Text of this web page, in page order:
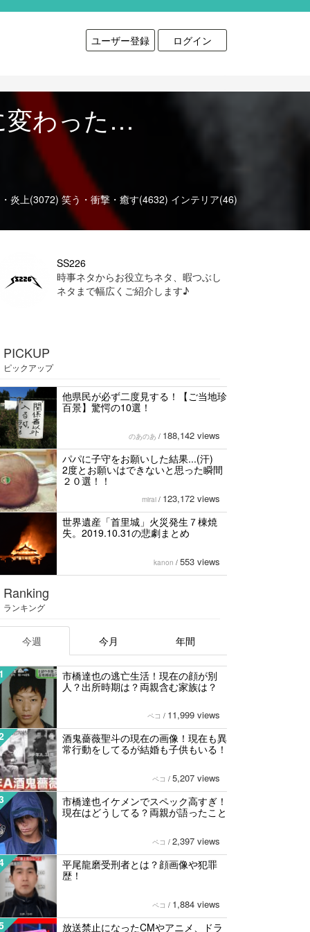
ユーザー登録 ログイン
変わった…
炎上(3072) 笑う・衝撃・癒す(4632) インテリア(46)
SS226
時事ネタからお役立ちネタ、暇つぶし
ネタまで幅広くご紹介します♪
PICKUP
ピックアップ
他県民が必ず二度見する！【ご当地珍
百景】驚愕の10選！
のあのあ / 188,142 views
パパに子守をお願いした結果...(汗)
2度とお願いはできないと思った瞬間
２０選！！
mirai / 123,172 views
世界遺産「首里城」火災発生７棟焼
失。2019.10.31の悲劇まとめ
kanon / 553 views
Ranking
ランキング
今週 今月 年間
市橋達也の逃亡生活！現在の顔が別
人？出所時期は？両親含む家族は？
ペコ / 11,999 views
酒鬼薔薇聖斗の現在の画像！現在も異
常行動をしてるが結婚も子供もいる！
ペコ / 5,207 views
市橋達也イケメンでスペック高すぎ！
現在はどうしてる？両親が語ったこと
ペコ / 2,397 views
平尾龍磨受刑者とは？顔画像や犯罪
歴！
ペコ / 1,884 views
放送禁止になったCMやアニメ、ドラ